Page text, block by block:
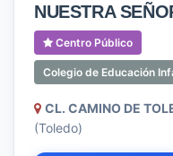
NUESTRA
Centro Público
Colegio de Educación
CL. CAMINO DE
(Toledo)